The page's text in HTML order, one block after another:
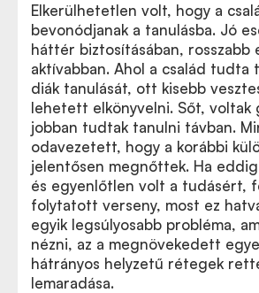
Elkerülhetetlen volt, hogy a
bevonódjanak a tanulásba. Jó
háttér biztosításában, rosszabb
aktívabban. Ahol a család tudta
diák tanulását, ott kisebb
lehetett elkönyvelni. Sőt, voltak
jobban tudtak tanulni távban.
odavezetett, hogy a korábbi
jelentősen megnőttek. Ha
és egyenlőtlen volt a tudásért,
folytatott verseny, most ez
egyik legsúlyosabb probléma,
nézni, az a megnövekedett
hátrányos helyzetű rétegek
lemaradása.